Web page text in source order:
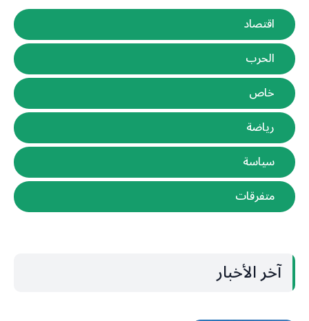
اقتصاد
الحرب
خاص
رياضة
سياسة
متفرقات
آخر الأخبار